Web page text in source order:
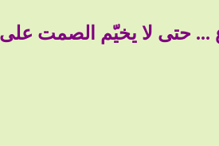
... حتى لا يخيّم الصمت